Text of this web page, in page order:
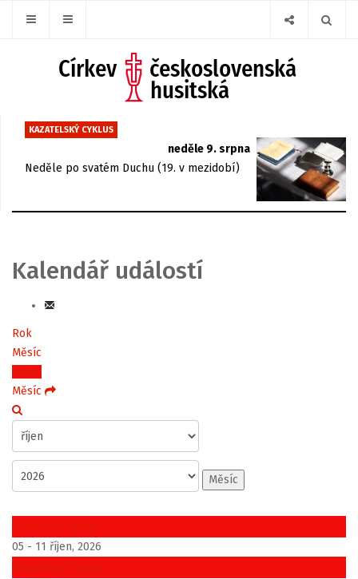
KAZATELSKÝ CYKLUS
neděle 9. srpna
Neděle po svatém Duchu (19. v mezidobí)
Kalendář událostí
Rok
Měsíc
Týden
Měsíc
Měsíc
Předchozí týden
05 - 11 říjen, 2026
Následující týden